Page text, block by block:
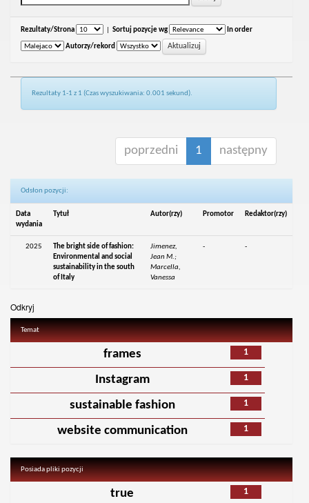
Rezultaty/Strona Sortuj pozycje wg In order
Autorzy/rekord
Rezultaty 1-1 z 1 (Czas wyszukiwania: 0.001 sekund).
poprzedni 1 następny
Odsłon pozycji:
Data
wydania
Tytuł Autor(rzy) Promotor Redaktor(rzy)
2025
The bright side of fashion:
Environmental and social
sustainability in the south
of Italy
Jimenez,
Jean M.;
Marcella,
Vanessa
- -
Odkryj
Temat
1
frames
1
Instagram
1
sustainable fashion
1
website communication
Posiada pliki pozycji
1
true